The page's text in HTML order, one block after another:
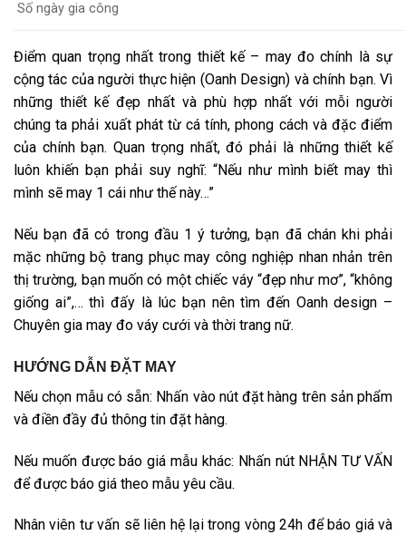
Số ngày gia công
Điểm quan trọng nhất trong thiết kế – may đo chính là sự
cộng tác của người thực hiện (Oanh Design) và chính bạn. Vì
những thiết kế đẹp nhất và phù hợp nhất với mỗi người
chúng ta phải xuất phát từ cá tính, phong cách và đặc điểm
của chính bạn. Quan trọng nhất, đó phải là những thiết kế
luôn khiến bạn phải suy nghĩ: “Nếu như mình biết may thì
mình sẽ may 1 cái như thế này…”
Nếu bạn đã có trong đầu 1 ý tưởng, bạn đã chán khi phải
mặc những bộ trang phục may công nghiệp nhan nhản trên
thị trường, bạn muốn có một chiếc váy “đẹp như mơ”, “không
giống ai”,… thì đấy là lúc bạn nên tìm đến Oanh design –
Chuyên gia may đo váy cưới và thời trang nữ.
HƯỚNG DẪN ĐẶT MAY
Nếu chọn mẫu có sẵn: Nhấn vào nút đặt hàng trên sản phẩm
và điền đầy đủ thông tin đặt hàng.
Nếu muốn được báo giá mẫu khác: Nhấn nút NHẬN TƯ VẤN
để được báo giá theo mẫu yêu cầu.
Nhân viên tư vấn sẽ liên hệ lại trong vòng 24h để báo giá và